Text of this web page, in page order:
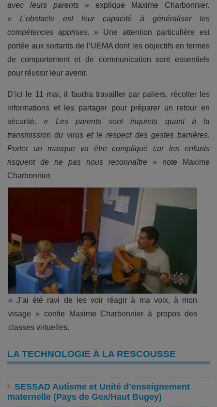
avec leurs parents » explique Maxime Charbonnier.
« L’obstacle est leur capacité à généraliser les
compétences apprises. » Une attention particulière est
portée aux sortants de l’UEMA dont les objectifs en termes
de comportement et de communication sont essentiels
pour réussir leur avenir.
D’ici le 11 mai, il faudra travailler par paliers, récolter les
informations et les partager pour préparer un retour en
sécurité.« Les parents sont inquiets quant à la
transmission du virus et le respect des gestes barrières.
Porter un masque va être compliqué car les enfants
risquent de ne pas nous reconnaître » note Maxime
Charbonnier.
« J’ai été ravi de les voir réagir à ma voix, à mon
visage » confie Maxime Charbonnier à propos des
classes virtuelles.
LA TECHNOLOGIE À LA RESCOUSSE
SESSAD Autisme et Unité d’enseignement
maternelle (Pays de Gex/Haut Bugey)